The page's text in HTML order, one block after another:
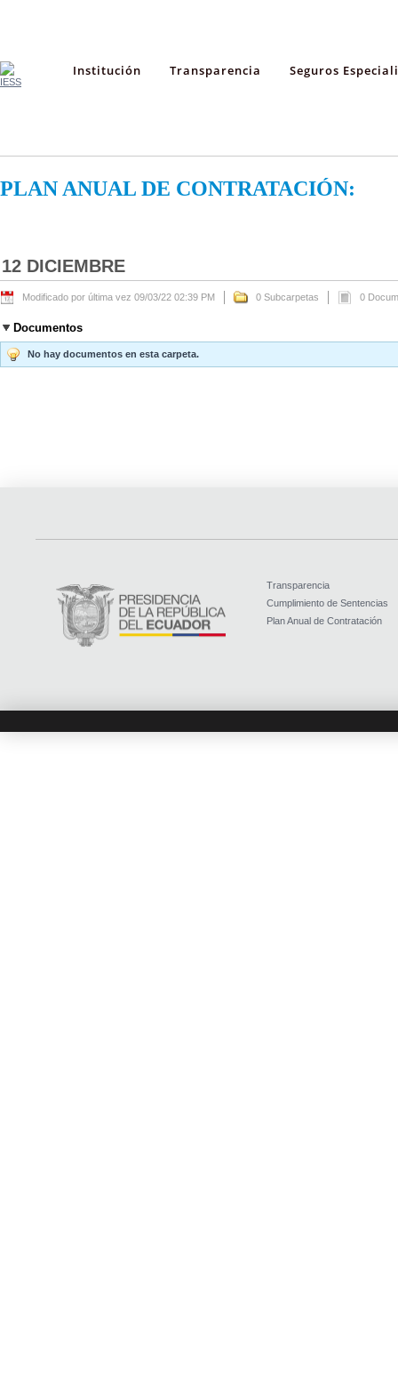
Institución Transparencia Seguros
PLAN ANUAL DE CONTRATACIÓN:
12 DICIEMBRE
Modificado por última vez 09/03/22 02:39 PM 0 Subcarpetas 0
Documentos
No hay documentos en esta carpeta.
Transparencia
Cumplimiento de Sentencias
Plan Anual de Contratación